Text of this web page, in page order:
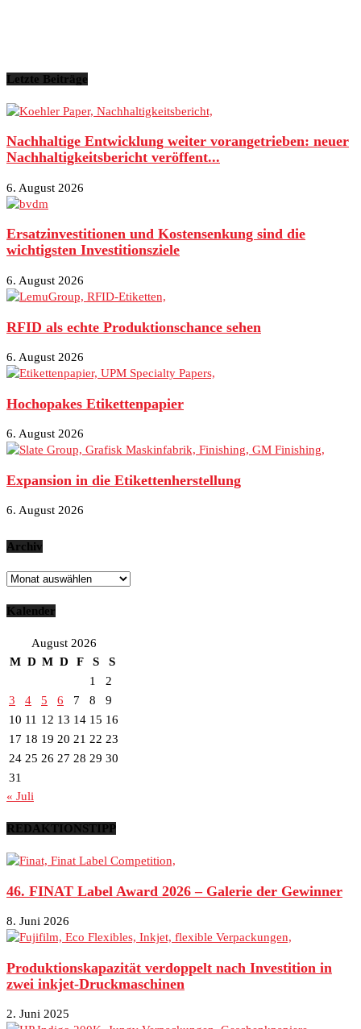
Letzte Beiträge
Nachhaltige Entwicklung weiter vorangetrieben: neuer
Nachhaltigkeitsbericht veröffent...
6. August 2026
Ersatzinvestitionen und Kostensenkung sind die
wichtigsten Investitionsziele
6. August 2026
RFID als echte Produktionschance sehen
6. August 2026
Hochopakes Etikettenpapier
6. August 2026
Expansion in die Etikettenherstellung
6. August 2026
Archiv
Archiv
Kalender
August 2026
M D M D F S
S
1
2
3
4 5 6 7 8
9
10 11 12 13 14 15 16
17 18 19 20 21 22 23
24 25 26 27 28 29 30
31
« Juli
REDAKTIONSTIPP
46. FINAT Label Award 2026 – Galerie der Gewinner
8. Juni 2026
Produktionskapazität verdoppelt nach Investition in
zwei inkjet-Druckmaschinen
2. Juni 2025